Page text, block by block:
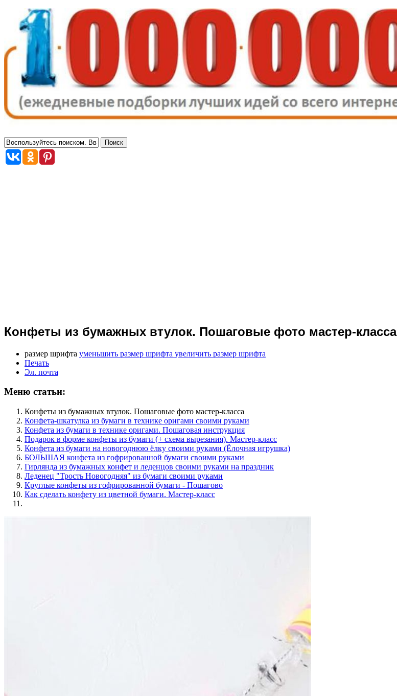
Конфеты из бумажных втулок. Пошаговые фото мастер-класса
размер шрифта уменьшить размер шрифта увеличить размер шрифта
Печать
Эл. почта
Меню статьи:
Конфеты из бумажных втулок. Пошаговые фото мастер-класса
Конфета-шкатулка из бумаги в технике оригами своими руками
Конфета из бумаги в технике оригами. Пошаговая инструкция
Подарок в форме конфеты из бумаги (+ схема вырезания). Мастер-класс
Конфета из бумаги на новогоднюю ёлку своими руками (Ёлочная игрушка)
БОЛЬШАЯ конфета из гофрированной бумаги своими руками
Гирлянда из бумажных конфет и леденцов своими руками на праздник
Леденец "Трость Новогодняя" из бумаги своими руками
Круглые конфеты из гофрированной бумаги - Пошагово
Как сделать конфету из цветной бумаги. Мастер-класс